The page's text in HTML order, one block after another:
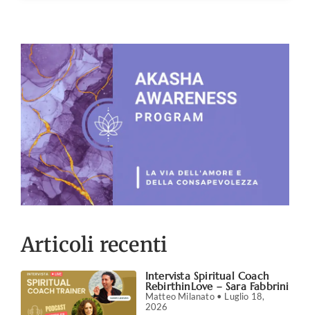
Articoli recenti
Intervista Spiritual Coach
RebirthinLove – Sara Fabbrini
Matteo Milanato
Luglio 18,
2026